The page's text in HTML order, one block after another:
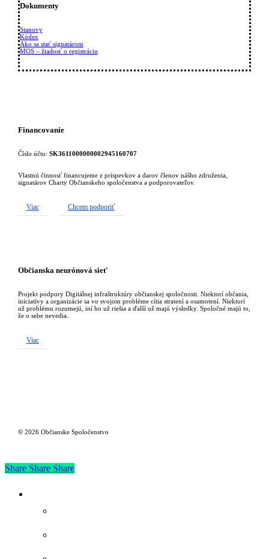
Dokumenty
Stanovy
Kódex
Ako sa stať signatárom
MOS – žiadosť o registráciu
Financovanie
Číslo účtu: SK3611000000002945160707
Vlastnú činnosť financujeme z príspevkov a darov členov nášho združenia,
signatárov Charty Občianskeho spoločenstva a podporovateľov.
Viac Chcem podporiť
Občianska neurónová sieť
Projekt podpory Digitálnej infraštruktúry občianskej spoločnosti. Niektorí občania,
iniciatívy a organizácie sa vo svojom probléme cítia stratení a osamotení. Niektorí
už problému rozumejú, iní ho už riešia a ďalší už majú výsledky. Spoločné majú to,
že o sebe nevedia.
Viac
© 2026Občianske Spoločenstvo
Share Share Share